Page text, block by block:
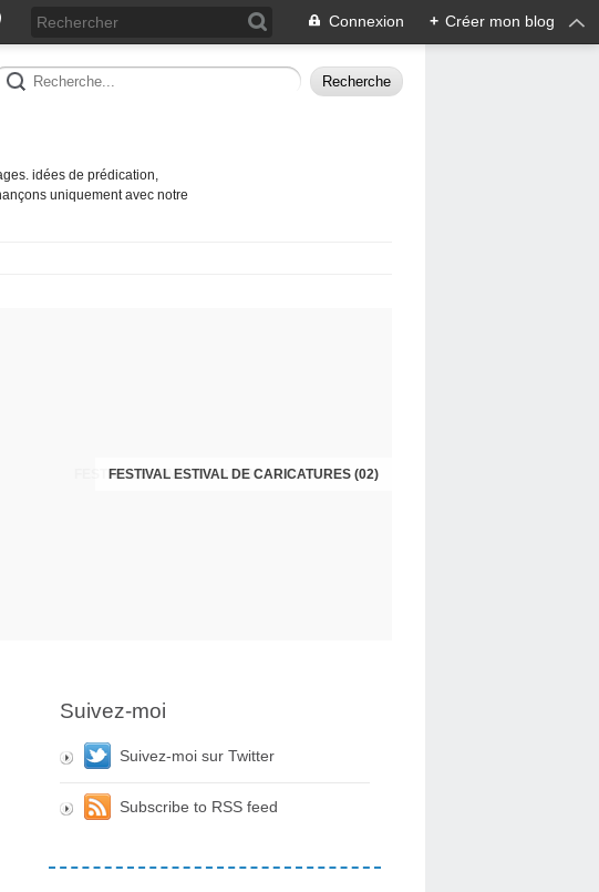
Connexion + Créer mon blog
idées de prédication,
uniquement avec notre
FESTIVAL ESTIVAL DE CARICATURES (02)
FESTIVAL ESTIVAL DE CARICATURES 2026 (01)
Suivez-moi
Suivez-moi sur Twitter
Subscribe to RSS feed